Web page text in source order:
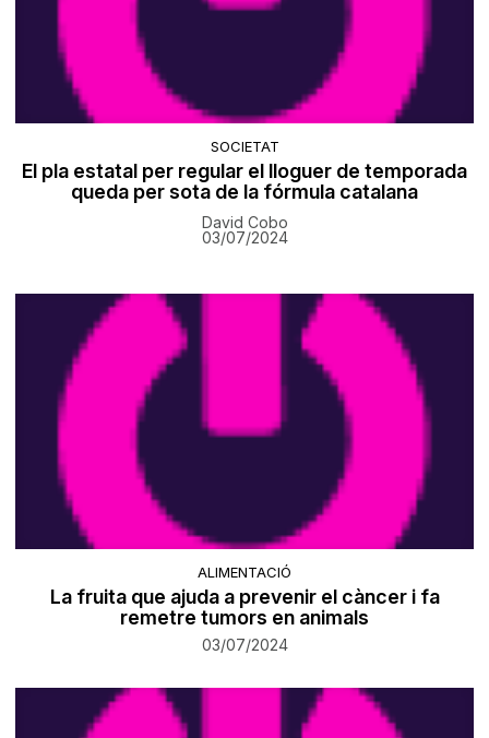
SOCIETAT
El pla estatal per regular el lloguer de temporada
queda per sota de la fórmula catalana
David Cobo
03/07/2024
ALIMENTACIÓ
La fruita que ajuda a prevenir el càncer i fa
remetre tumors en animals
03/07/2024